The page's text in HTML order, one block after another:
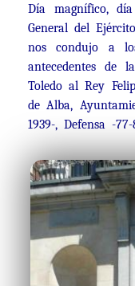
Día magnífico,
General del
nos condujo a
antecedentes de
Toledo al Rey
de Alba,
1939-, Defensa -